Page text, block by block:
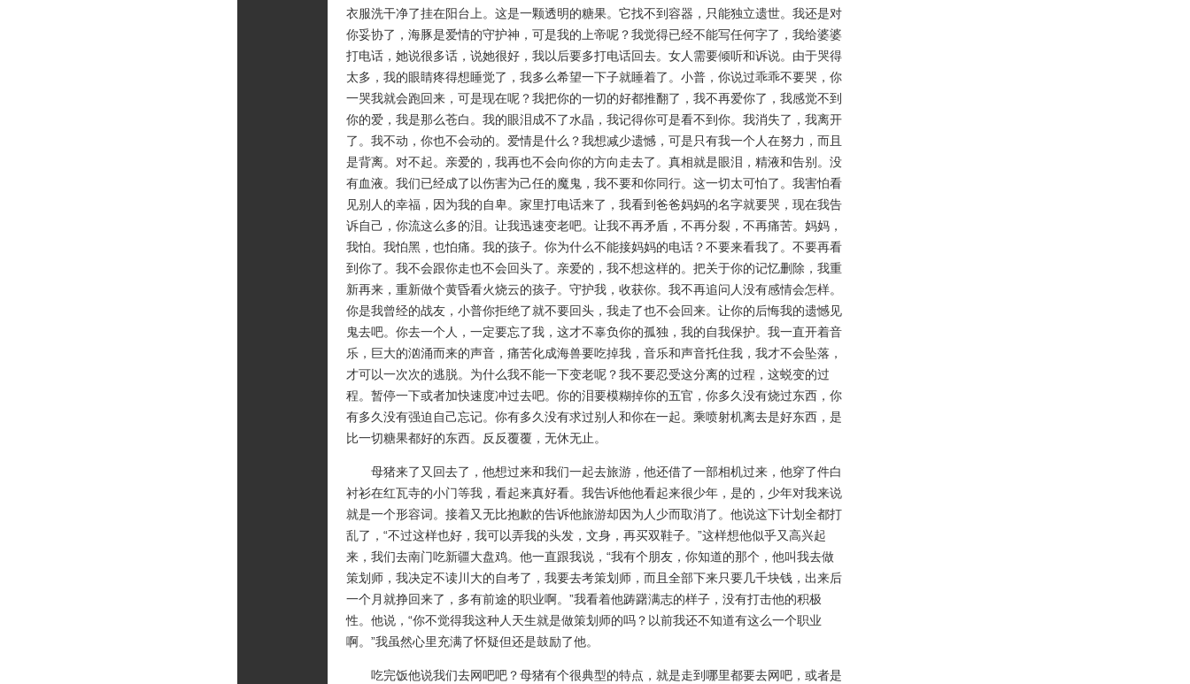
衣服洗干净了挂在阳台上。这是一颗透明的糖果。它找不到容器，只能独立遗世。我还是对
你妥协了，海豚是爱情的守护神，可是我的上帝呢？我觉得已经不能写任何字了，我给婆婆
打电话，她说很多话，说她很好，我以后要多打电话回去。女人需要倾听和诉说。由于哭得
太多，我的眼睛疼得想睡觉了，我多么希望一下子就睡着了。小普，你说过乖乖不要哭，你
一哭我就会跑回来，可是现在呢？我把你的一切的好都推翻了，我不再爱你了，我感觉不到
你的爱，我是那么苍白。我的眼泪成不了水晶，我记得你可是看不到你。我消失了，我离开
了。我不动，你也不会动的。爱情是什么？我想减少遗憾，可是只有我一个人在努力，而且
是背离。对不起。亲爱的，我再也不会向你的方向走去了。真相就是眼泪，精液和告别。没
有血液。我们已经成了以伤害为己任的魔鬼，我不要和你同行。这一切太可怕了。我害怕看
见别人的幸福，因为我的自卑。家里打电话来了，我看到爸爸妈妈的名字就要哭，现在我告
诉自己，你流这么多的泪。让我迅速变老吧。让我不再矛盾，不再分裂，不再痛苦。妈妈，
我怕。我怕黑，也怕痛。我的孩子。你为什么不能接妈妈的电话？不要来看我了。不要再看
到你了。我不会跟你走也不会回头了。亲爱的，我不想这样的。把关于你的记忆删除，我重
新再来，重新做个黄昏看火烧云的孩子。守护我，收获你。我不再追问人没有感情会怎样。
你是我曾经的战友，小普你拒绝了就不要回头，我走了也不会回来。让你的后悔我的遗憾见
鬼去吧。你去一个人，一定要忘了我，这才不辜负你的孤独，我的自我保护。我一直开着音
乐，巨大的汹涌而来的声音，痛苦化成海兽要吃掉我，音乐和声音托住我，我才不会坠落，
才可以一次次的逃脱。为什么我不能一下变老呢？我不要忍受这分离的过程，这蜕变的过
程。暂停一下或者加快速度冲过去吧。你的泪要模糊掉你的五官，你多久没有烧过东西，你
有多久没有强迫自己忘记。你有多久没有求过别人和你在一起。乘喷射机离去是好东西，是
比一切糖果都好的东西。反反覆覆，无休无止。
母猪来了又回去了，他想过来和我们一起去旅游，他还借了一部相机过来，他穿了件白
衬衫在红瓦寺的小门等我，看起来真好看。我告诉他他看起来很少年，是的，少年对我来说
就是一个形容词。接着又无比抱歉的告诉他旅游却因为人少而取消了。他说这下计划全都打
乱了，“不过这样也好，我可以弄我的头发，文身，再买双鞋子。”这样想他似乎又高兴起
来，我们去南门吃新疆大盘鸡。他一直跟我说，“我有个朋友，你知道的那个，他叫我去做
策划师，我决定不读川大的自考了，我要去考策划师，而且全部下来只要几千块钱，出来后
一个月就挣回来了，多有前途的职业啊。”我看着他踌躇满志的样子，没有打击他的积极
性。他说，“你不觉得我这种人天生就是做策划师的吗？以前我还不知道有这么一个职业
啊。”我虽然心里充满了怀疑但还是鼓励了他。
吃完饭他说我们去网吧吧？母猪有个很典型的特点，就是走到哪里都要去网吧，或者是